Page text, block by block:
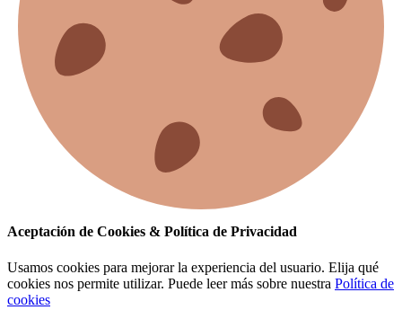
Aceptación de Cookies & Política de Privacidad
Usamos cookies para mejorar la experiencia del usuario. Elija qué
cookies nos permite utilizar. Puede leer más sobre nuestra Política de
cookies